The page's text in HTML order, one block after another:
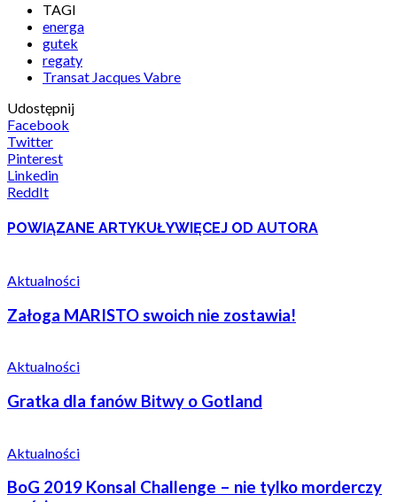
TAGI
energa
gutek
regaty
Transat Jacques Vabre
Udostępnij
Facebook
Twitter
Pinterest
Linkedin
ReddIt
POWIĄZANE ARTYKUŁYWIĘCEJ OD AUTORA
Aktualności
Załoga MARISTO swoich nie zostawia!
Aktualności
Gratka dla fanów Bitwy o Gotland
Aktualności
BoG 2019 Konsal Challenge – nie tylko morderczy